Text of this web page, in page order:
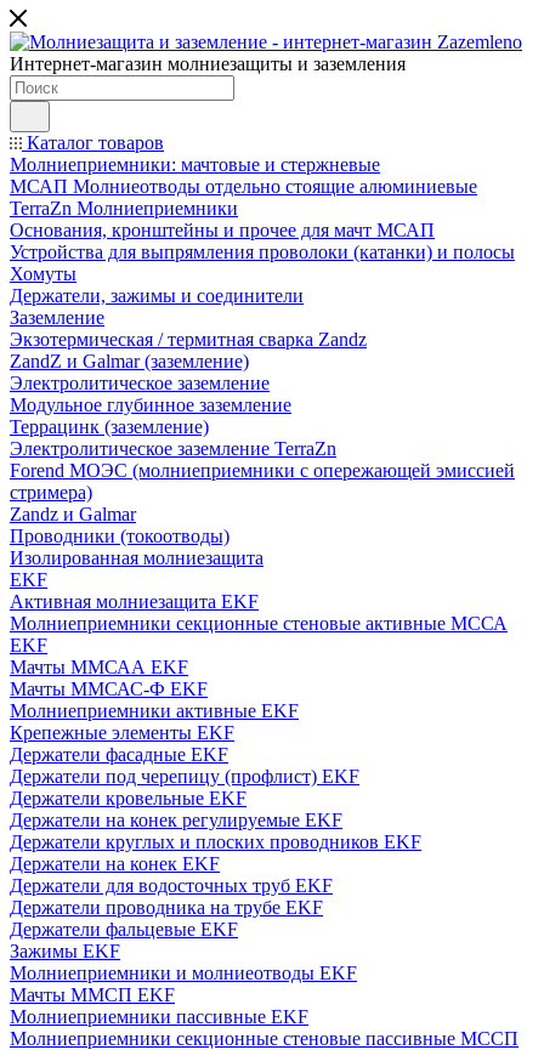
Интернет-магазин молниезащиты и заземления
Каталог товаров
Молниеприемники: мачтовые и стержневые
МСАП Молниеотводы отдельно стоящие алюминиевые
TerraZn Молниеприемники
Основания, кронштейны и прочее для мачт МСАП
Устройства для выпрямления проволоки (катанки) и полосы
Хомуты
Держатели, зажимы и соединители
Заземление
Экзотермическая / термитная сварка Zandz
ZandZ и Galmar (заземление)
Электролитическое заземление
Модульное глубинное заземление
Террацинк (заземление)
Электролитическое заземление TerraZn
Forend МОЭС (молниеприемники с опережающей эмиссией
стримера)
Zandz и Galmar
Проводники (токоотводы)
Изолированная молниезащита
EKF
Активная молниезащита EKF
Молниеприемники секционные стеновые активные МССА
EKF
Мачты ММСАА EKF
Мачты ММСАС-Ф EKF
Молниеприемники активные EKF
Крепежные элементы EKF
Держатели фасадные EKF
Держатели под черепицу (профлист) EKF
Держатели кровельные EKF
Держатели на конек регулируемые EKF
Держатели круглых и плоских проводников EKF
Держатели на конек EKF
Держатели для водосточных труб EKF
Держатели проводника на трубе EKF
Держатели фальцевые EKF
Зажимы EKF
Молниеприемники и молниеотводы EKF
Мачты ММСП EKF
Молниеприемники пассивные EKF
Молниеприемники секционные стеновые пассивные МССП